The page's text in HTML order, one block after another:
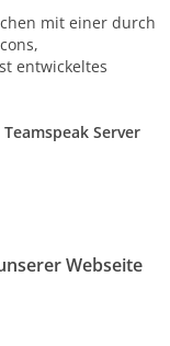
mit einer durch
entwickeltes
Server
Webseite